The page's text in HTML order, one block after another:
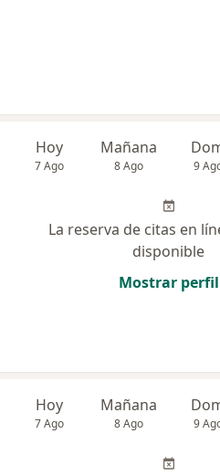
Hoy
7 Ago
Mañana
8 Ago 9
La reserva de citas en
disponible
Mostrar perfil
Hoy
7 Ago
Mañana
8 Ago 9